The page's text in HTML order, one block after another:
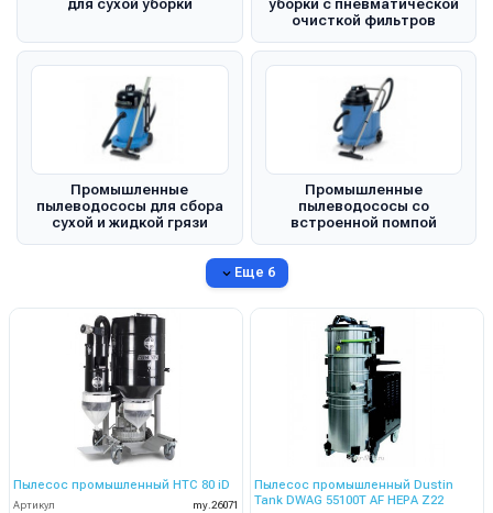
для сухой уборки
уборки с пневматической
очисткой фильтров
Промышленные
пылеводососы для сбора
сухой и жидкой грязи
Промышленные
пылеводососы со
встроенной помпой
Еще 6
Пылесос промышленный HTC 80 iD
Артикул
my.26071
Пылесос промышленный Dustin
Tank DWAG 55100T AF HEPA Z22